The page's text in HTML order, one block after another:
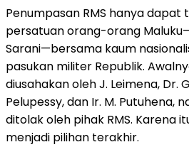
Penumpasan RMS hanya dapat
persatuan orang-orang
Sarani—bersama kaum
pasukan militer Republik.
diusahakan oleh J. Leimena, Dr.
Pelupessy, dan Ir. M. Putuhena,
ditolak oleh pihak RMS. Karena
menjadi pilihan terakhir.